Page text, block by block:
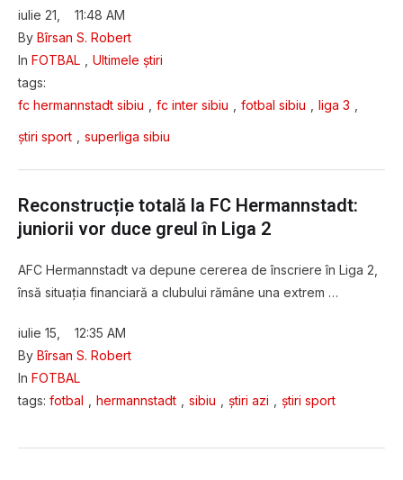
iulie 21
11:48 AM
By Bîrsan S. Robert
In FOTBAL
Ultimele știri
tags:
fc hermannstadt sibiu
fc inter sibiu fotbal sibiu liga 3
știri sport superliga sibiu
Reconstrucție totală la FC Hermannstadt:
juniorii vor duce greul în Liga 2
AFC Hermannstadt va depune cererea de înscriere în Liga 2,
însă situația financiară a clubului rămâne una extrem …
iulie 15
12:35 AM
By Bîrsan S. Robert
In FOTBAL
tags: fotbal hermannstadt sibiu știri azi știri sport